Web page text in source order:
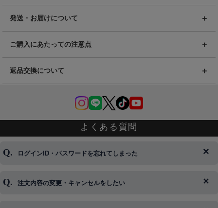
発送・お届けについて
ご購入にあたっての注意点
返品交換について
よくある質問
ログインID・パスワードを忘れてしまった
◆下記ページより、ログインIDの変更が可能です。
注文内容の変更・キャンセルをしたい